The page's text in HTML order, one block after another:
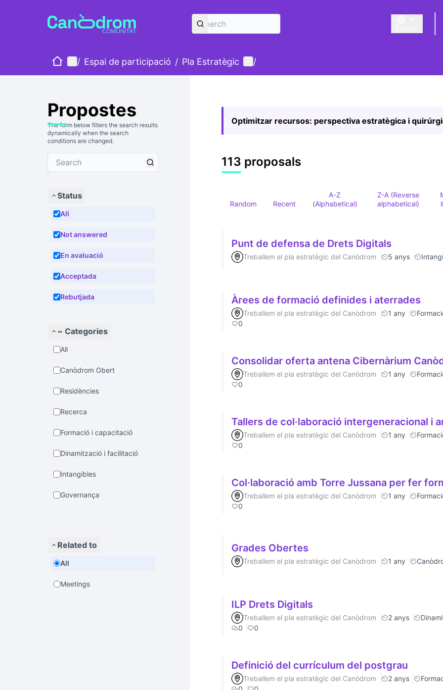
Triar la llengua
HomeMain menu
/ Espai de participació / Pla Estratègic User menu
/
Propostes
The form below filters the search results
dynamically when the search
conditions are changed.
Status
All
Not answered
En avaluació
Acceptada
Rebutjada
~ Categories
All
Canòdrom Obert
Residències
Recerca
Formació i capacitació
Dinamització i facilitació
Intangibles
Governança
Related to
All
Meetings
Optimitzar recursos: perspectiva estratègica i
113 proposals
Random Recent
A-Z
(Alphabetical)
Z-A (Reverse
alphabetical)
Punt de defensa de Drets Digitals
Treballem el pla estratègic del Canòdrom 5 anys
Àrees de formació definides i aterrades
Treballem el pla estratègic del Canòdrom 1 any
0
Consolidar oferta antena Cibernàrium
Treballem el pla estratègic del Canòdrom 1 any
0
Tallers de col·laboració intergeneracional i
Treballem el pla estratègic del Canòdrom 1 any
0
Col·laboració amb Torre Jussana per fer
Treballem el pla estratègic del Canòdrom 1 any
0
Grades Obertes
Treballem el pla estratègic del Canòdrom 1 any
ILP Drets Digitals
Treballem el pla estratègic del Canòdrom 2 anys
0
0
Definició del currículum del postgrau
Treballem el pla estratègic del Canòdrom 2 anys